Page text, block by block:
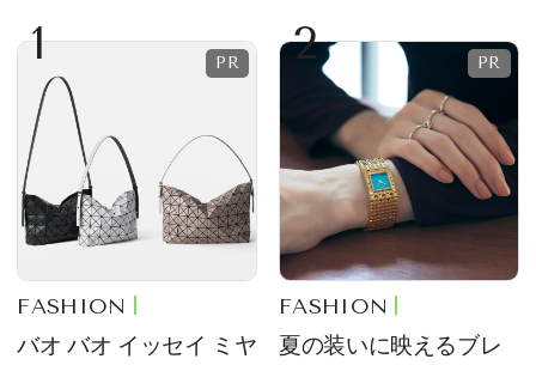
1
FASHION
バオ バオ イッセイ ミヤ
2
FASHION
夏の装いに映えるブレ